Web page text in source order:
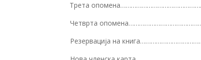
Трета
Четврта
Резервација на